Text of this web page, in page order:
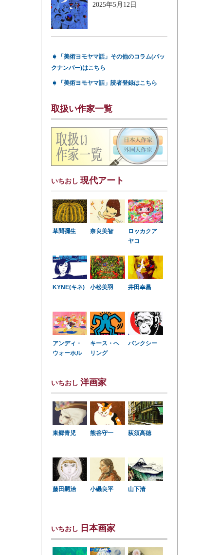
2025年5月12日
➧
「美術ヨモヤマ話」その他のコラム(バッ
クナンバー)はこちら
➧ 「美術ヨモヤマ話」読者登録はこちら
取扱い作家一覧
いちおし 現代アート
草間彌生 奈良美智
ロッカクア
ヤコ
KYNE(キネ) 小松美羽 井田幸昌
アンディ・
ウォーホル
キース・ヘ
リング
バンクシー
いちおし 洋画家
東郷青児 熊谷守一 荻須高徳
藤田嗣治 小磯良平 山下清
いちおし 日本画家